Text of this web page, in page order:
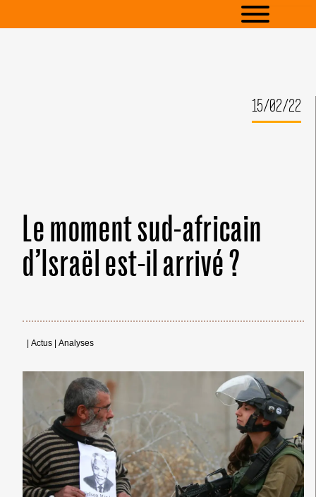
15/02/22
Le moment sud-africain
d’Israël est-il arrivé ?
Actus Analyses